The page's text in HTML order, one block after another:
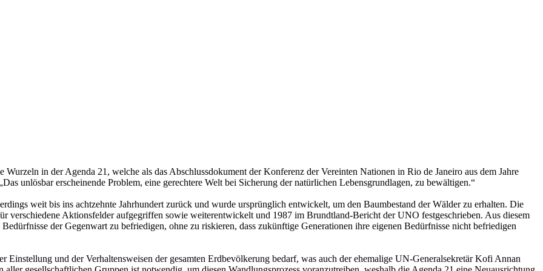
in der Agenda 21, welche als das Abschlussdokument der Konferenz der Vereinten Nationen in Rio de Janeiro aus dem Jahre
unlösbar erscheinende Problem, eine gerechtere Welt bei Sicherung der natürlichen Lebensgrundlagen, zu bewältigen.“
weit bis ins achtzehnte Jahrhundert zurück und wurde ursprünglich entwickelt, um den Baumbestand der Wälder zu erhalten. Die
verschiedene Aktionsfelder aufgegriffen sowie weiterentwickelt und 1987 im Brundtland-Bericht der UNO festgeschrieben. Aus diesem
der Gegenwart zu befriedigen, ohne zu riskieren, dass zukünftige Generationen ihre eigenen Bedürfnisse nicht befriedigen
Einstellung und der Verhaltensweisen der gesamten Erdbevölkerung bedarf, was auch der ehemalige UN-Generalsekretär Kofi Annan